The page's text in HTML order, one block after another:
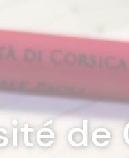
de